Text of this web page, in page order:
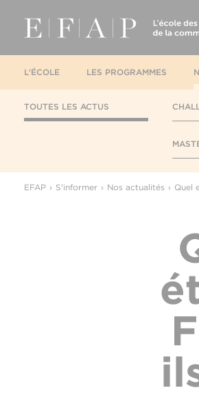
L'ÉCOLE LES PROGRAMMES
TOUTES LES ACTUS
EFAP S'informer Nos actualités Quel